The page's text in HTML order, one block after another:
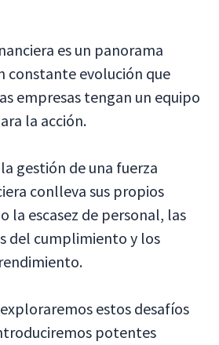
es un panorama
constante evolución que
empresas tengan un equipo
la acción.
gestión de una fuerza
conlleva sus propios
la escasez de personal, las
del cumplimiento y los
estos desafíos
potentes